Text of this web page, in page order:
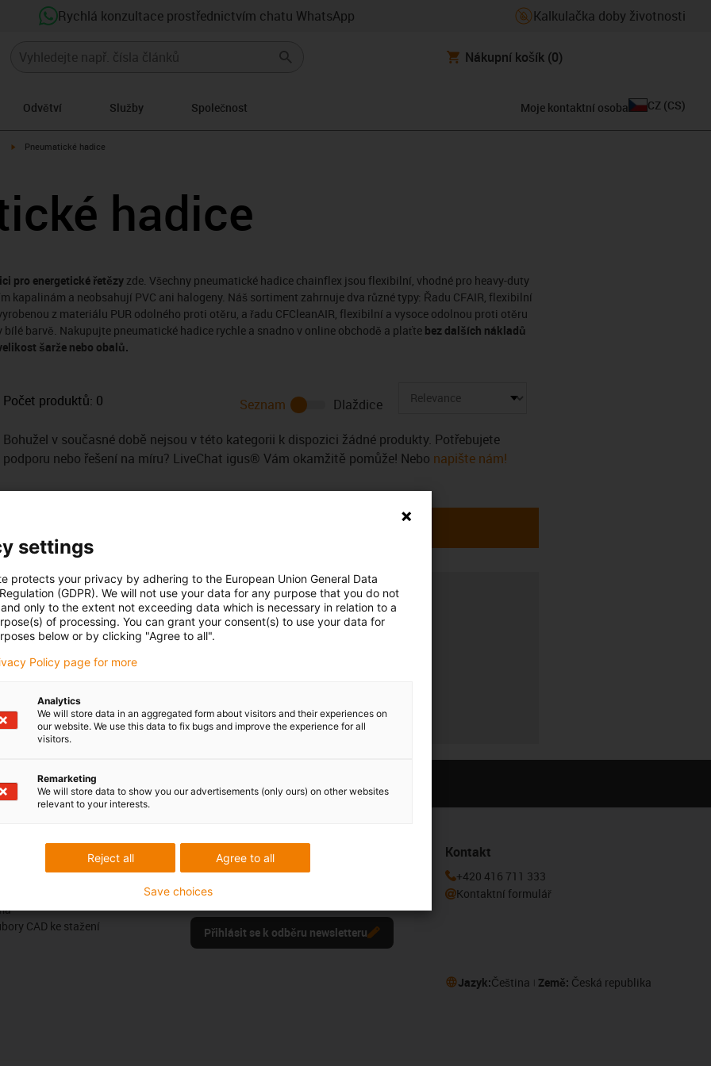
Rychlá konzultace prostřednictvím chatu WhatsApp Kalkulačka doby životnosti
Nákupní košík (0)
Odvětví Služby Společnost Moje kontaktní osoba CZ (CS)
igus-icon-arrow-right
Pneumatické hadice
hadice
pro energetické řetězy zde. Všechny pneumatické hadice chainflex jsou flexibilní, vhodné pro heavy-duty
kapalinám a neobsahují PVC ani halogeny. Náš sortiment zahrnuje dva různé typy: Řadu CFAIR, flexibilní
z materiálu PUR odolného proti otěru, a řadu CFCleanAIR, flexibilní a vysoce odolnou proti otěru
barvě. Nakupujte pneumatické hadice rychle a snadno v online obchodě a plaťte bez dalších nákladů
šarže nebo obalů.
Počet produktů: 0 Seznam
Dlaždice
Bohužel v současné době nejsou v této kategorii k dispozici žádné produkty. Potřebujete
podporu nebo řešení na míru? LiveChat igus® Vám okamžitě pomůže! Nebo napište nám!
Kollár
phone
416 711 341
form
Opening hours
Office hours
Pochvaly a kritika
CAD ke stažení
Sledujte nás
Buďte v obraze a zaregistrujte se k odběru
newsletteru igus® zde.
Přihlásit se k odběru newsletteru
Kontakt
+420 416 711 333
Kontaktní formulář
Jazyk:Čeština Země: Česká republika
settings
protects your privacy by adhering to the European Union General Data
(GDPR). We will not use your data for any purpose that you do not
only to the extent not exceeding data which is necessary in relation to a
of processing. You can grant your consent(s) to use your data for
below or by clicking "Agree to all".
Policy page for more
Analytics
We will store data in an aggregated form about visitors and their experiences on
our website. We use this data to fix bugs and improve the experience for all
visitors.
Remarketing
We will store data to show you our advertisements (only ours) on other websites
relevant to your interests.
Agree to all
Reject all
Save choices